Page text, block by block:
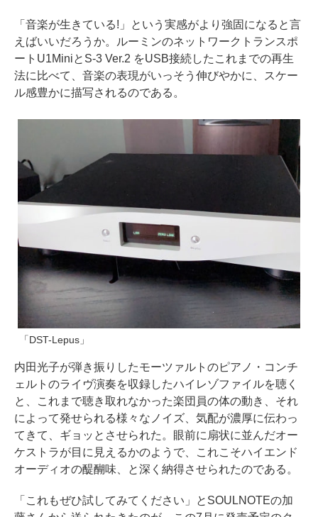
「音楽が生きている!」という実感がより強固になると言
えばいいだろうか。ルーミンのネットワークトランスポ
ートU1MiniとS-3 Ver.2 をUSB接続したこれまでの再生
法に比べて、音楽の表現がいっそう伸びやかに、スケー
ル感豊かに描写されるのである。
「DST-Lepus」
内田光子が弾き振りしたモーツァルトのピアノ・コンチ
ェルトのライヴ演奏を収録したハイレゾファイルを聴く
と、これまで聴き取れなかった楽団員の体の動き、それ
によって発せられる様々なノイズ、気配が濃厚に伝わっ
てきて、ギョッとさせられた。眼前に扇状に並んだオー
ケストラが目に見えるかのようで、これこそハイエンド
オーディオの醍醐味、と深く納得させられたのである。
「これもぜひ試してみてください」とSOULNOTEの加